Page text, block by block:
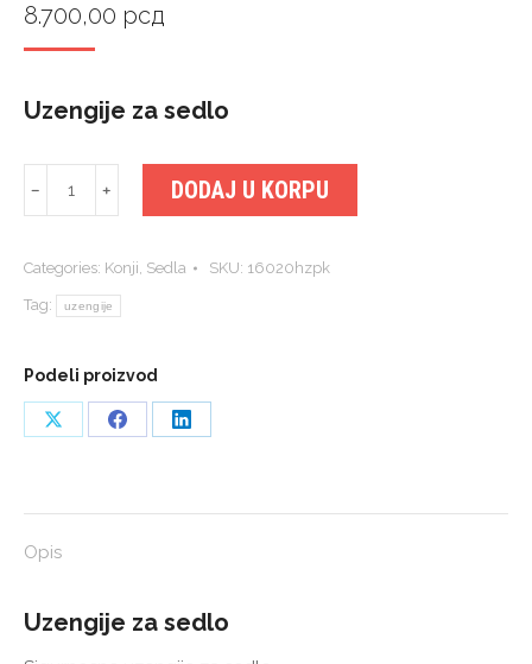
8.700,00 рсд
Uzengije za sedlo
za
quantity
﹣ ﹢ DODAJ U KORPU
Categories: Konji, Sedla SKU: 16020hzpk
Tag: uzengije
Podeli proizvod
Share
Share
Share
Opis
Uzengije za sedlo